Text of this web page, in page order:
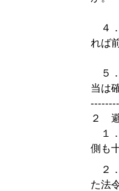
４
れば
５
当は
２
１
側も
２
た法